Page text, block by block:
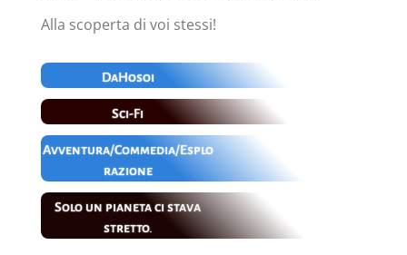
Alla scoperta di voi stessi!
DaHosoi
Sci-Fi
Avventura/Commedia/Esplo
razione
Solo un pianeta ci stava
stretto.